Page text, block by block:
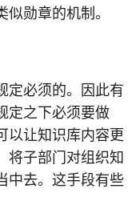
勋章的机制。
定必须的。因此有
定之下必须要做
以让知识库内容更
将子部门对组织知
中去。这手段有些